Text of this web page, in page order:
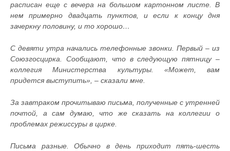
расписан еще с вечера на большом картонном листе. В
нем примерно двадцать пунктов, и если к концу дня
зачеркну половину, и то хорошо…
С девяти утра начались телефонные звонки. Первый – из
Союзгосцирка. Сообщают, что в следующую пятницу –
коллегия Министерства культуры. «Может, вам
придется выступить», – сказали мне.
За завтраком прочитываю письма, полученные с утренней
почтой, а сам думаю, что же сказать на коллегии о
проблемах режиссуры в цирке.
Письма разные. Обычно в день приходит пять-шесть